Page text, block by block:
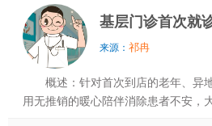
基层门诊首次就
来源： 祁冉
概述：针对首次到店的老年、异
用无推销的暖心陪伴消除患者不安，